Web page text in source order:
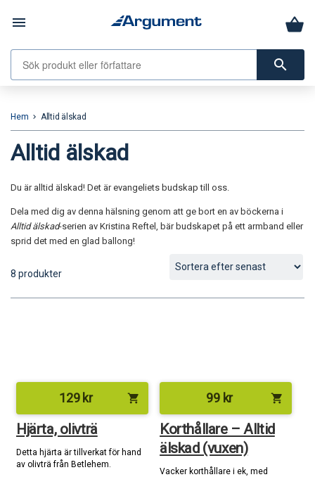
menu
search
Hem keyboard_arrow_right Alltid älskad
Alltid älskad
Du är alltid älskad! Det är evangeliets budskap till oss.
Dela med dig av denna hälsning genom att ge bort en av böckerna i
Alltid älskad-serien av Kristina Reftel, bär budskapet på ett armband eller
sprid det med en glad ballong!
8 produkter
129kr shopping_cart
Hjärta, olivträ
Detta hjärta är tillverkat för hand
av olivträ från Betlehem.
99 kr shopping_cart
Korthållare – Alltid
älskad (vuxen)
Vacker korthållare i ek, med